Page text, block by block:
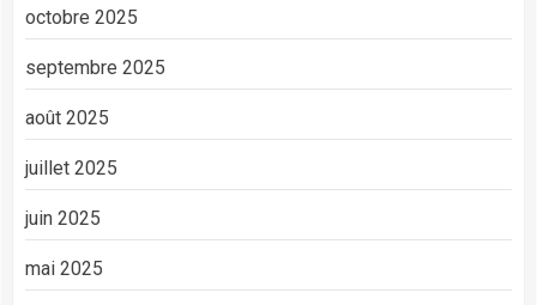
octobre 2025
septembre 2025
août 2025
juillet 2025
juin 2025
mai 2025